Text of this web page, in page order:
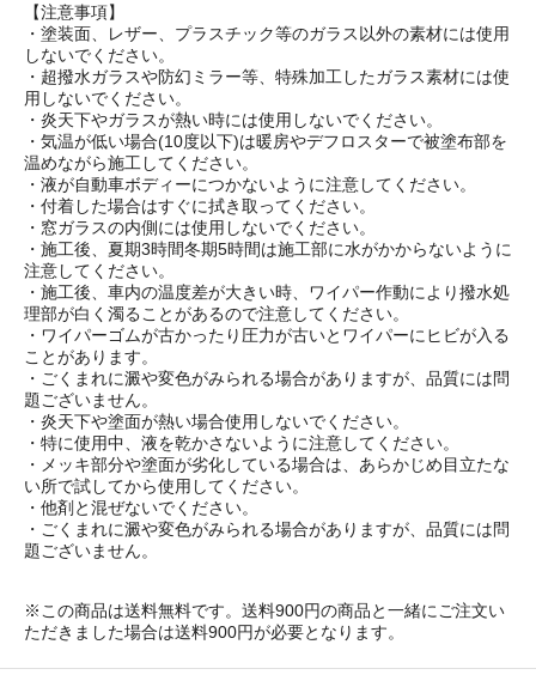
【注意事項】
・塗装面、レザー、プラスチック等のガラス以外の素材には使用
しないでください。
・超撥水ガラスや防幻ミラー等、特殊加工したガラス素材には使
用しないでください。
・炎天下やガラスが熱い時には使用しないでください。
・気温が低い場合(10度以下)は暖房やデフロスターで被塗布部を
温めながら施工してください。
・液が自動車ボディーにつかないように注意してください。
・付着した場合はすぐに拭き取ってください。
・窓ガラスの内側には使用しないでください。
・施工後、夏期3時間冬期5時間は施工部に水がかからないように
注意してください。
・施工後、車内の温度差が大きい時、ワイパー作動により撥水処
理部が白く濁ることがあるので注意してください。
・ワイパーゴムが古かったり圧力が古いとワイパーにヒビが入る
ことがあります。
・ごくまれに澱や変色がみられる場合がありますが、品質には問
題ございません。
・炎天下や塗面が熱い場合使用しないでください。
・特に使用中、液を乾かさないように注意してください。
・メッキ部分や塗面が劣化している場合は、あらかじめ目立たな
い所で試してから使用してください。
・他剤と混ぜないでください。
・ごくまれに澱や変色がみられる場合がありますが、品質には問
題ございません。
※この商品は送料無料です。送料900円の商品と一緒にご注文い
ただきました場合は送料900円が必要となります。